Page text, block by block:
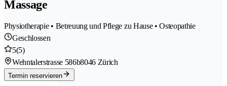
Massage
Physiotherapie • Betreuung und Pflege zu Hause • Osteopathie
Geschlossen
5(5)
Wehntalerstrasse 586b8046 Zürich
Termin reservieren